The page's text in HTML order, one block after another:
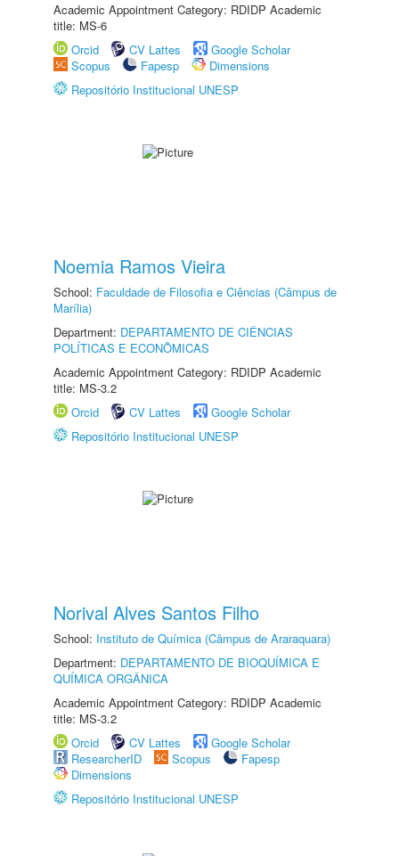
Academic Appointment Category: RDIDP Academic
title: MS-6
Orcid
CV Lattes
Google Scholar
Scopus
Fapesp
Dimensions
Repositório Institucional UNESP
Noemia Ramos Vieira
School: Faculdade de Filosofia e Ciências (Câmpus de
Marília)
Department: DEPARTAMENTO DE CIÊNCIAS
POLÍTICAS E ECONÔMICAS
Academic Appointment Category: RDIDP Academic
title: MS-3.2
Orcid
CV Lattes
Google Scholar
Repositório Institucional UNESP
Norival Alves Santos Filho
School: Instituto de Química (Câmpus de Araraquara)
Department: DEPARTAMENTO DE BIOQUÍMICA E
QUÍMICA ORGÂNICA
Academic Appointment Category: RDIDP Academic
title: MS-3.2
Orcid
CV Lattes
Google Scholar
ResearcherID
Scopus
Fapesp
Dimensions
Repositório Institucional UNESP